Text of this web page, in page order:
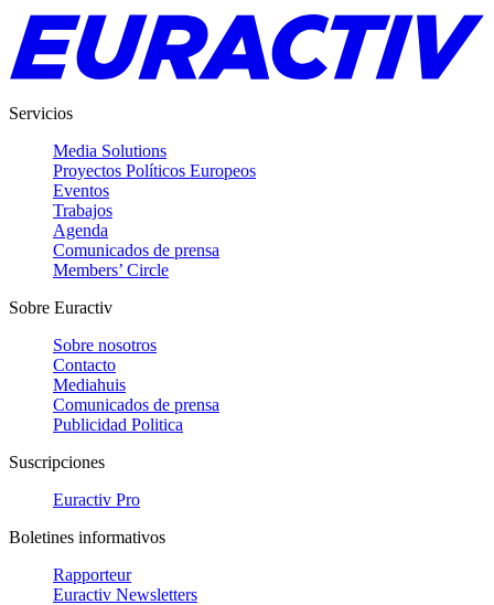
Servicios
Media Solutions
Proyectos Políticos Europeos
Eventos
Trabajos
Agenda
Comunicados de prensa
Members’ Circle
Sobre Euractiv
Sobre nosotros
Contacto
Mediahuis
Comunicados de prensa
Publicidad Politica
Suscripciones
Euractiv Pro
Boletines informativos
Rapporteur
Euractiv Newsletters